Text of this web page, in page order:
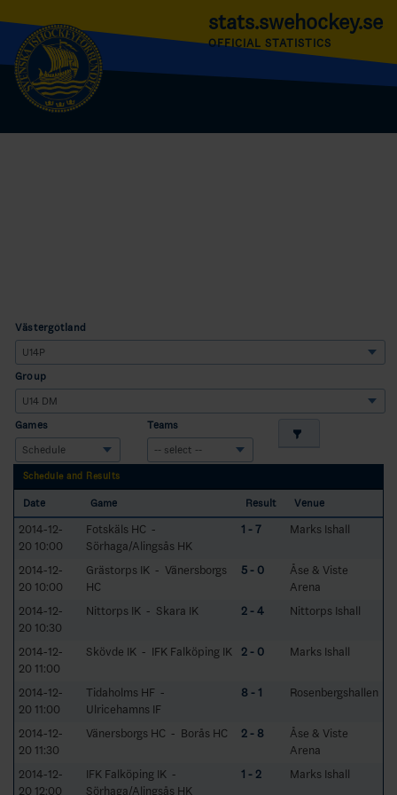
stats.swehockey.se
OFFICIAL STATISTICS
Västergötland
Group
Games Teams
Schedule and Results
Date Game Result Venue
2014-12-
20 10:00
Fotskäls HC -
Sörhaga/Alingsås HK
1 - 7 Marks Ishall
2014-12-
20 10:00
Grästorps IK - Vänersborgs
HC
5 - 0
Åse & Viste
Arena
2014-12-
20 10:30
Nittorps IK - Skara IK 2 - 4 Nittorps Ishall
2014-12-
20 11:00
Skövde IK - IFK Falköping IK 2 - 0 Marks Ishall
2014-12-
20 11:00
Tidaholms HF -
Ulricehamns IF
8 - 1 Rosenbergshallen
2014-12-
20 11:30
Vänersborgs HC - Borås HC 2 - 8
Åse & Viste
Arena
2014-12-
20 12:00
IFK Falköping IK -
Sörhaga/Alingsås HK
1 - 2 Marks Ishall